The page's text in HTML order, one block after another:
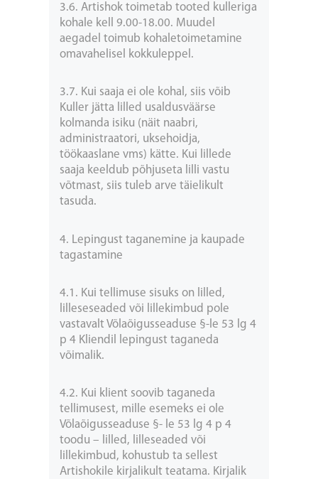
3.6. Artishok toimetab tooted kulleriga
kohale kell 9.00-18.00. Muudel
aegadel toimub kohaletoimetamine
omavahelisel kokkuleppel.
3.7. Kui saaja ei ole kohal, siis võib
Kuller jätta lilled usaldusväärse
kolmanda isiku (näit naabri,
administraatori, uksehoidja,
töökaaslane vms) kätte. Kui lillede
saaja keeldub põhjuseta lilli vastu
võtmast, siis tuleb arve täielikult
tasuda.
4. Lepingust taganemine ja kaupade
tagastamine
4.1. Kui tellimuse sisuks on lilled,
lilleseseaded või lillekimbud pole
vastavalt Võlaõigusseaduse §-le 53 lg 4
p 4 Kliendil lepingust taganeda
võimalik.
4.2. Kui klient soovib taganeda
tellimusest, mille esemeks ei ole
Võlaõigusseaduse §- le 53 lg 4 p 4
toodu – lilled, lilleseaded või
lillekimbud, kohustub ta sellest
Artishokile kirjalikult teatama. Kirjalik